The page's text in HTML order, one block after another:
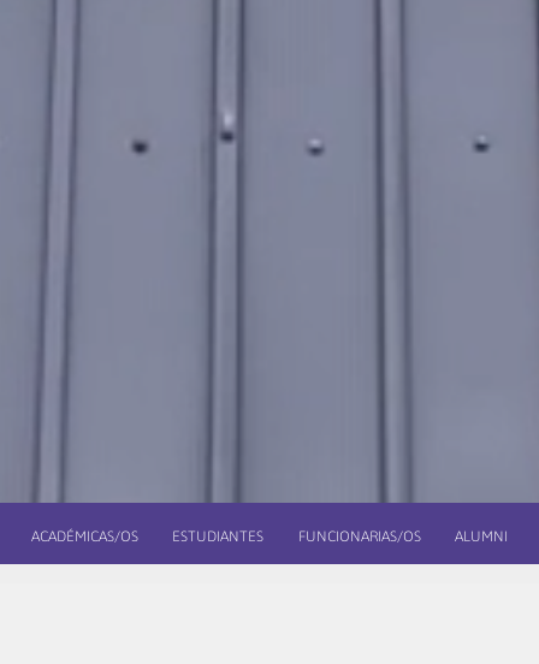
ACADÉMICAS/OS ESTUDIANTES FUNCIONARIAS/OS ALUMNI